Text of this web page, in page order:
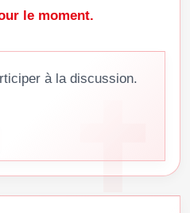
le moment.
à la discussion.